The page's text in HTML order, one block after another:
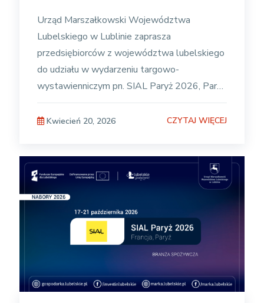
Urząd Marszałkowski Województwa
Lubelskiego w Lublinie zaprasza
przedsiębiorców z województwa lubelskiego
do udziału w wydarzeniu targowo-
wystawienniczym pn. SIAL Paryż 2026, Paryż
(Francja), w terminie 17 – 21 października
2026 r. (+/- 3
Kwiecień 20, 2026 CZYTAJ WIĘCEJ